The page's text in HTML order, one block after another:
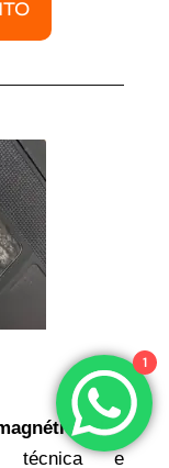
das
técnica e
1